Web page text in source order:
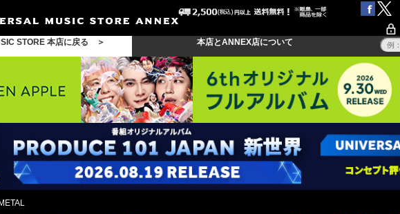
STORE 本店に戻る ＞ 本店とANNEX店について